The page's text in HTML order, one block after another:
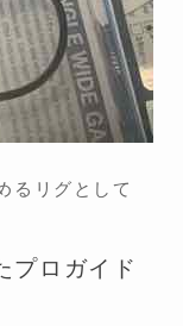
るリグとして
プロガイド